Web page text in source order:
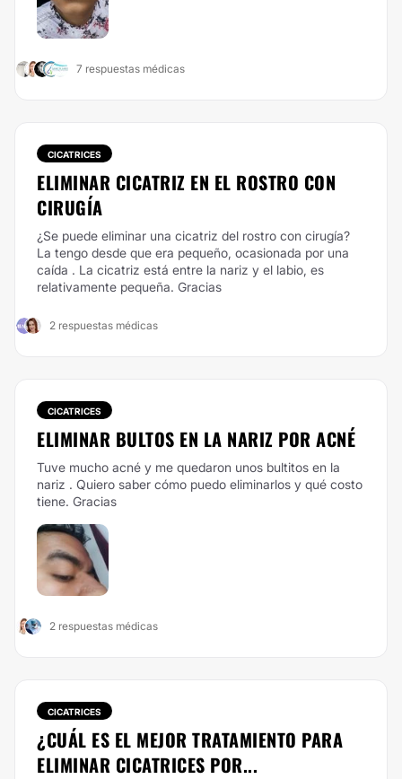
7 respuestas médicas
CICATRICES
ELIMINAR CICATRIZ EN EL ROSTRO CON
CIRUGÍA
¿Se puede eliminar una cicatriz del rostro con cirugía?
La tengo desde que era pequeño, ocasionada por una
caída . La cicatriz está entre la nariz y el labio, es
relativamente pequeña. Gracias
2 respuestas médicas
CICATRICES
ELIMINAR BULTOS EN LA NARIZ POR ACNÉ
Tuve mucho acné y me quedaron unos bultitos en la
nariz . Quiero saber cómo puedo eliminarlos y qué costo
tiene. Gracias
2 respuestas médicas
CICATRICES
¿CUÁL ES EL MEJOR TRATAMIENTO PARA
ELIMINAR CICATRICES POR...